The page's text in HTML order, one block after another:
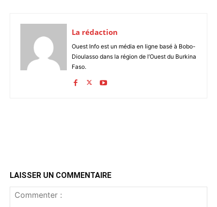
La rédaction
Ouest Info est un média en ligne basé à Bobo-
Dioulasso dans la région de l’Ouest du Burkina
Faso.
LAISSER UN COMMENTAIRE